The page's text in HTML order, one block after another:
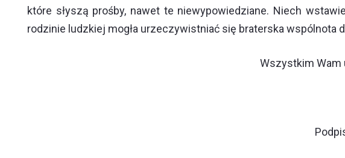
które słyszą prośby, nawet te niewypowiedziane. Niech
rodzinie ludzkiej mogła urzeczywistniać się braterska wspólnota
Wszystkim Wam